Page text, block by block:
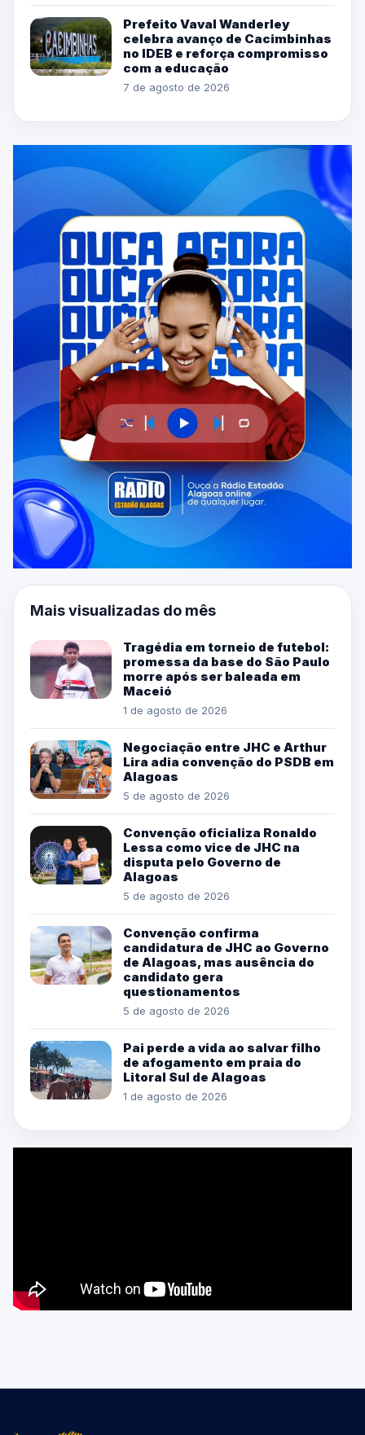
Prefeito Vaval Wanderley
celebra avanço de Cacimbinhas
no IDEB e reforça compromisso
com a educação
7 de agosto de 2026
Mais visualizadas do mês
Tragédia em torneio de futebol:
promessa da base do São Paulo
morre após ser baleada em
Maceió
1 de agosto de 2026
Negociação entre JHC e Arthur
Lira adia convenção do PSDB em
Alagoas
5 de agosto de 2026
Convenção oficializa Ronaldo
Lessa como vice de JHC na
disputa pelo Governo de
Alagoas
5 de agosto de 2026
Convenção confirma
candidatura de JHC ao Governo
de Alagoas, mas ausência do
candidato gera
questionamentos
5 de agosto de 2026
Pai perde a vida ao salvar filho
de afogamento em praia do
Litoral Sul de Alagoas
1 de agosto de 2026